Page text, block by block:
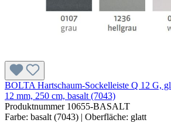
BOLTA Hartschaum-Sockelleiste Q 12 G,
12 mm, 250 cm, basalt (7043)
Produktnummer 10655-BASALT
Farbe: basalt (7043) | Oberfläche: glatt